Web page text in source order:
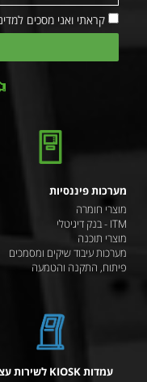
קראתי ואני מסכים
מערכות פיננסיות
מוצרי חומרה
ITM - בנק דיגיטלי
מוצרי תוכנה
מערכות עיבוד שיקים ומסמכים
פיתוח, התקנה והטמעה
עמדות KIOSK לשירות עצמי